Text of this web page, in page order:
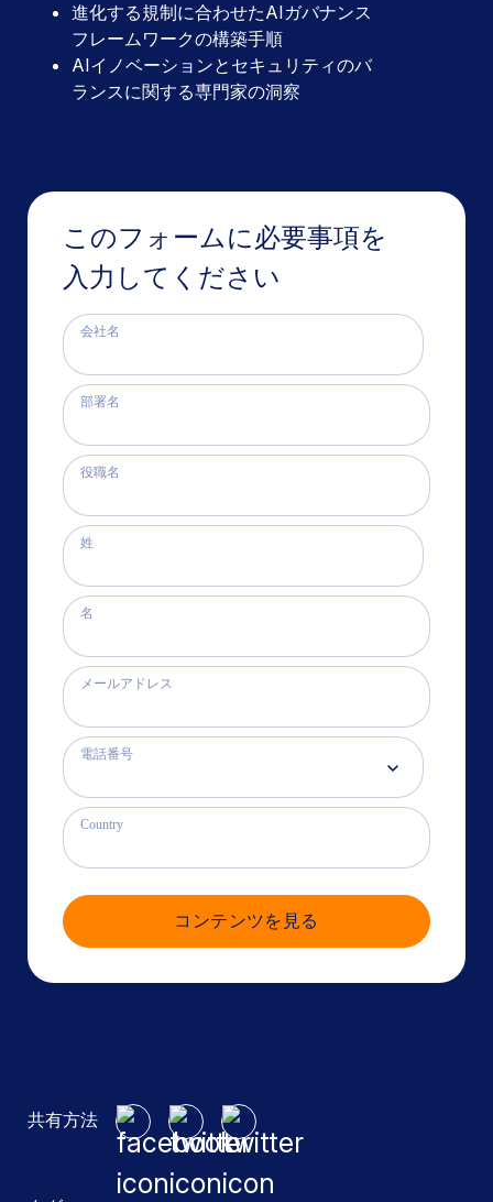
このフォームに必要事項を
入力してください
会社名
部署名
役職名
姓
名
メールアドレス
電話番号
Country
コンテンツを見る
共有方法
進化する規制に合わせたAIガバナンス
フレームワークの構築手順
AIイノベーションとセキュリティのバ
ランスに関する専門家の洞察